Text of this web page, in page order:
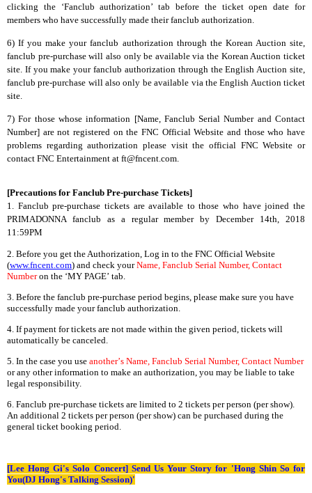
clicking the ‘Fanclub authorization’ tab before the ticket open date for
members who have successfully made their fanclub authorization.
6) If you make your fanclub authorization through the Korean Auction site,
fanclub pre-purchase will also only be available via the Korean Auction ticket
site. If you make your fanclub authorization through the English Auction site,
fanclub pre-purchase will also only be available via the English Auction ticket
site.
7) For those whose information [Name, Fanclub Serial Number and Contact
Number] are not registered on the FNC Official Website and those who have
problems regarding authorization please visit the official FNC Website or
contact FNC Entertainment at ft@fncent.com.
[Precautions for Fanclub Pre-purchase Tickets]
1. Fanclub pre-purchase tickets are available to those who have joined the
PRIMADONNA fanclub as a regular member by December 14th, 2018
11:59PM
2. Before you get the Authorization, Log in to the FNC Official Website
(www.fncent.com) and check your Name, Fanclub Serial Number, Contact
Number on the ‘MY PAGE’ tab.
3. Before the fanclub pre-purchase period begins, please make sure you have
successfully made your fanclub authorization.
4. If payment for tickets are not made within the given period, tickets will
automatically be canceled.
5. In the case you use another’s Name, Fanclub Serial Number, Contact Number
or any other information to make an authorization, you may be liable to take
legal responsibility.
6. Fanclub pre-purchase tickets are limited to 2 tickets per person (per show).
An additional 2 tickets per person (per show) can be purchased during the
general ticket booking period.
[Lee Hong Gi's Solo Concert] Send Us Your Story for 'Hong Shin So for
You(DJ Hong's Talking Session)'